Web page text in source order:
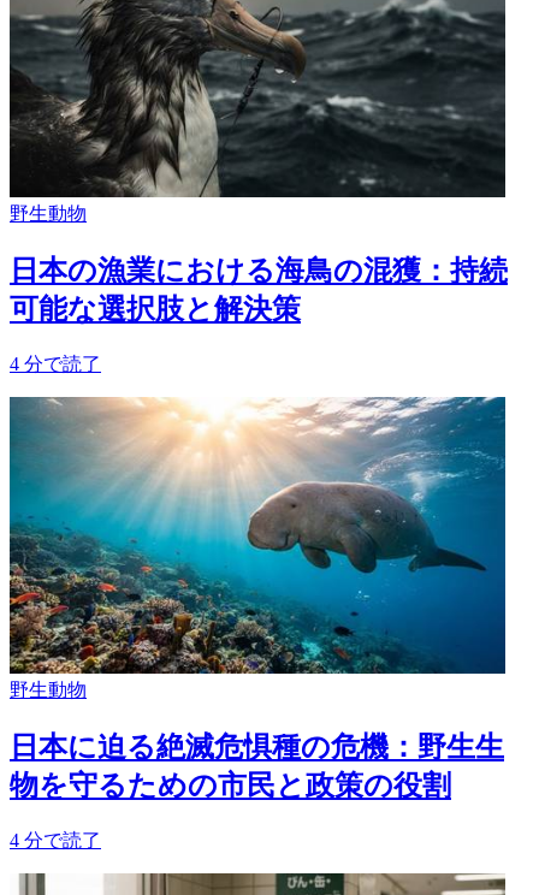
野生動物
日本の漁業における海鳥の混獲：持続
可能な選択肢と解決策
4 分で読了
野生動物
日本に迫る絶滅危惧種の危機：野生生
物を守るための市民と政策の役割
4 分で読了